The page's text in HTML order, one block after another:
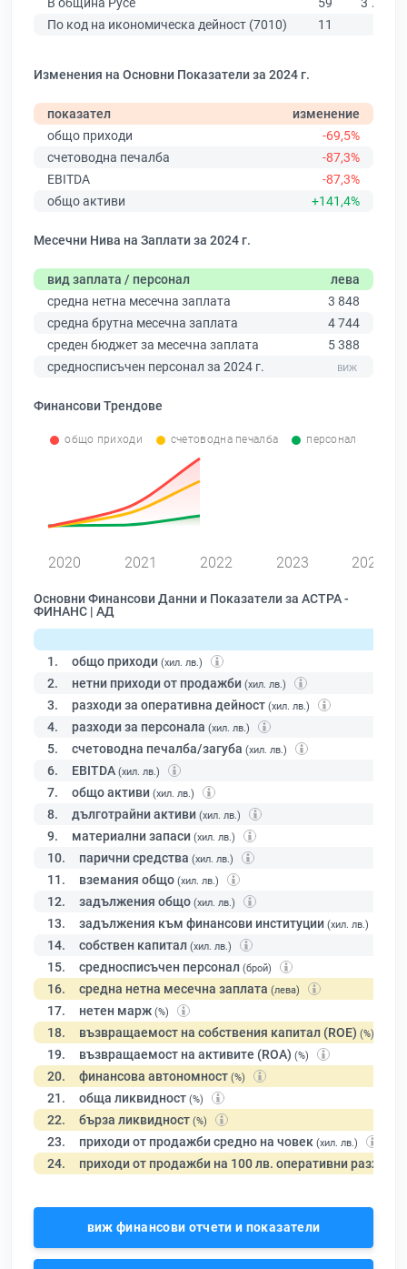
В община Русе 59
3 764
По код на икономическа дейност (7010)
11
Изменения на Основни Показатели за 2024 г.
показател
изменение
общо приходи
-69,5%
счетоводна печалба
-87,3%
EBITDA
-87,3%
общо активи
+141,4%
Месечни Нива на Заплати за 2024 г.
вид заплата / персонал
лева
средна нетна месечна заплата
3 848
средна брутна месечна заплата
4 744
среден бюджет за месечна заплата
5 388
средносписъчен персонал за 2024 г.
Финансови Трендове
общо приходи счетоводна печалба персонал
2020 2021 2022 2023 2024
Основни Финансови Данни и Показатели за АСТРА -
ФИНАНС | АД
1. общо приходи (хил. лв.)
2. нетни приходи от продажби (хил. лв.)
3. разходи за оперативна дейност (хил. лв.)
4. разходи за персонала (хил. лв.)
5. счетоводна печалба/загуба (хил. лв.)
6. EBITDA (хил. лв.)
7. общо активи (хил. лв.)
8. дълготрайни активи (хил. лв.)
9. материални запаси (хил. лв.)
10. парични средства (хил. лв.)
11. вземания общо (хил. лв.)
12. задължения общо (хил. лв.)
13. задължения към финансови институции (хил. лв.)
14. собствен капитал (хил. лв.)
15. средносписъчен персонал (брой)
16. средна нетна месечна заплата (лева)
17. нетен марж (%)
18. възвращаемост на собствения капитал (ROE) (%)
19. възвращаемост на активите (ROA) (%)
20. финансова автономност (%)
21. обща ликвидност (%)
22. бърза ликвидност (%)
23. приходи от продажби средно на човек (хил. лв.)
24. приходи от продажби на 100 лв. оперативни разходи
виж финансови отчети и показатели